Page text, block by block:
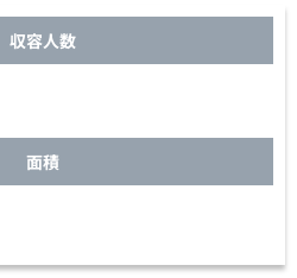
収容人数
面積